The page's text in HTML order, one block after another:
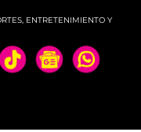
ENTRETENIMIENTO Y